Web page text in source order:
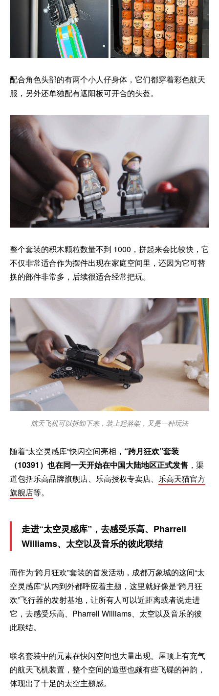
配合角色头部的有两个小人仔身体，它们都穿着彩色航天
服，另外还单独配有遮阳板可开合的头盔。
整个套装的积木颗粒数量不到 1000，拼起来会比较快，它
不仅非常适合作为摆件出现在家庭空间里，还因为它可替
换的部件非常多，后续很适合经常把玩。
航天飞机可以拆卸下来，装上起落架，又是一种玩法
随着“太空灵感库”快闪空间亮相 ，“跨月狂欢”套装
（10391）也在同一天开始在中国大陆地区正式发售 ，渠
道包括乐高品牌旗舰店、乐高授权专卖店、 乐高天猫官方
旗舰店等。
走进“太空灵感库”，去感受乐高、Pharrell
Williams、太空以及音乐的彼此联结
而作为“跨月狂欢”套装的首发活动，成都万象城的这间“太
空灵感库”从内到外都呼应着主题，这里就好像是“跨月狂
欢”飞行器的发射基地，让所有人可以近距离或者说走进
它，去感受乐高、Pharrell Williams、太空以及音乐的彼
此联结。
联名套装中的元素在快闪空间也大量出现。屋顶上有充气
的航天飞机装置，整个空间的造型也颇有些飞碟的神韵，
体现出了十足的太空主题感。